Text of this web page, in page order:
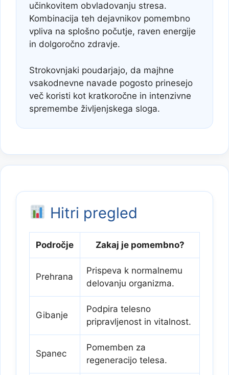
učinkovitem obvladovanju stresa.
Kombinacija teh dejavnikov pomembno
vpliva na splošno počutje, raven energije
in dolgoročno zdravje.
Strokovnjaki poudarjajo, da majhne
vsakodnevne navade pogosto prinesejo
več koristi kot kratkoročne in intenzivne
spremembe življenjskega sloga.
Hitri pregled
Področje Zakaj je pomembno?
Prehrana
Prispeva k normalnemu
delovanju organizma.
Gibanje
Podpira telesno
pripravljenost in vitalnost.
Spanec
Pomemben za
regeneracijo telesa.